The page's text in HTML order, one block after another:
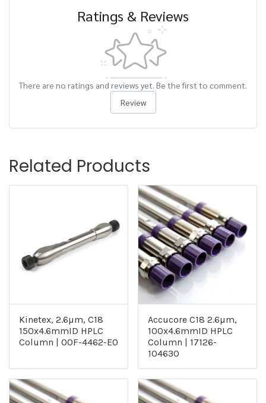
Ratings & Reviews
There are no ratings and reviews yet. Be the first to comment.
Review
Related Products
Kinetex, 2.6µm, C18
150x4.6mmID HPLC
Column | 00F-4462-E0
Accucore C18 2.6µm,
100x4.6mmID HPLC
Column | 17126-
104630